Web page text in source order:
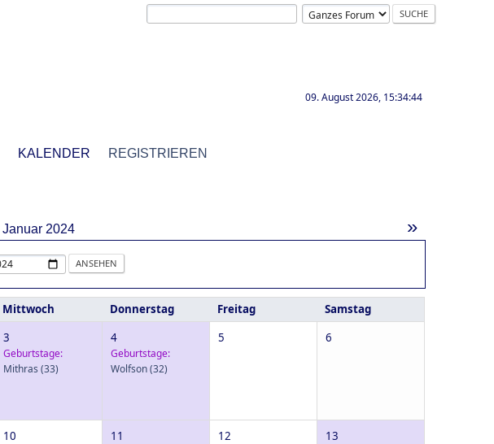
09. August 2026, 15:34:44
KALENDER REGISTRIEREN
»
Januar 2024
Mittwoch Donnerstag Freitag Samstag
3
Geburtstage:
Mithras (33)
4
Geburtstage:
Wolfson(32)
5 6
10 11 12 13